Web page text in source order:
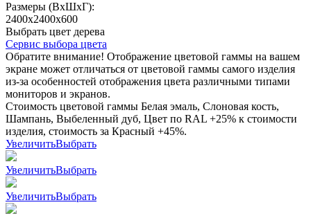
Размеры (ВхШхГ):
2400x2400x600
Выбрать цвет дерева
Сервис выбора цвета
Обратите внимание! Отображение цветовой гаммы на вашем
экране может отличаться от цветовой гаммы самого изделия
из-за особенностей отображения цвета различными типами
мониторов и экранов.
Стоимость цветовой гаммы Белая эмаль, Слоновая кость,
Шампань, Выбеленный дуб, Цвет по RAL +25% к стоимости
изделия, стоимость за Красный +45%.
УвеличитьВыбрать
УвеличитьВыбрать
УвеличитьВыбрать